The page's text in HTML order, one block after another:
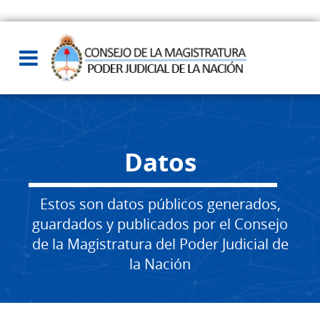
Datos
Estos son datos públicos generados,
guardados y publicados por el Consejo
de la Magistratura del Poder Judicial de
la Nación